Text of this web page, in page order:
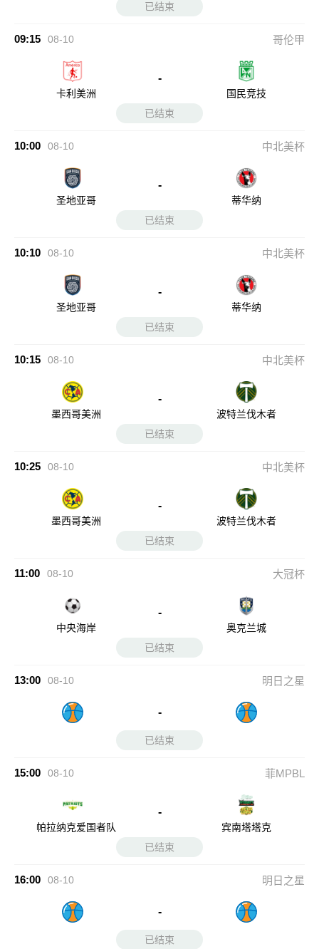
已结束
09:15 08-10 哥伦甲
卡利美洲
-
国民竞技
已结束
10:00 08-10 中北美杯
圣地亚哥
-
蒂华纳
已结束
10:10 08-10 中北美杯
圣地亚哥
-
蒂华纳
已结束
10:15 08-10 中北美杯
墨西哥美洲
-
波特兰伐木者
已结束
10:25 08-10 中北美杯
墨西哥美洲
-
波特兰伐木者
已结束
11:00 08-10 大冠杯
中央海岸
-
奥克兰城
已结束
13:00 08-10 明日之星
-
已结束
15:00 08-10 菲MPBL
帕拉纳克爱国者队
-
宾南塔塔克
已结束
16:00 08-10 明日之星
-
已结束